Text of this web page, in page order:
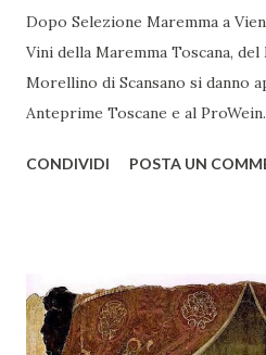
Dopo Selezione Maremma a
Vini della Maremma Toscana,
Morellino di Scansano si danno
Anteprime Toscane e al
presso l’Hotel Regina di Vienna
territorio maremmano:
Maremma Toscana, del
CONDIVIDI POSTA UN